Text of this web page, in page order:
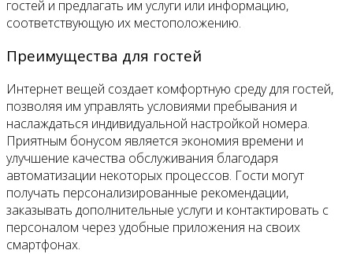
гостей и предлагать им услуги или информацию,
соответствующую их местоположению.
Преимущества для гостей
Интернет вещей создает комфортную среду для гостей,
позволяя им управлять условиями пребывания и
наслаждаться индивидуальной настройкой номера.
Приятным бонусом является экономия времени и
улучшение качества обслуживания благодаря
автоматизации некоторых процессов. Гости могут
получать персонализированные рекомендации,
заказывать дополнительные услуги и контактировать с
персоналом через удобные приложения на своих
смартфонах.